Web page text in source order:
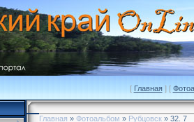
[ Главная ] [
Главная » Фотоальбом » Рубцовск » 32. 7